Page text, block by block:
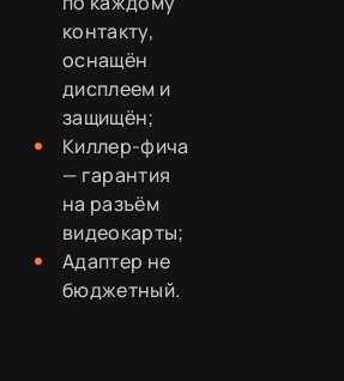
контакту,
оснащён
дисплеем и
защищён;
Киллер-фича
— гарантия
на разъём
видеокарты;
Адаптер не
бюджетный.